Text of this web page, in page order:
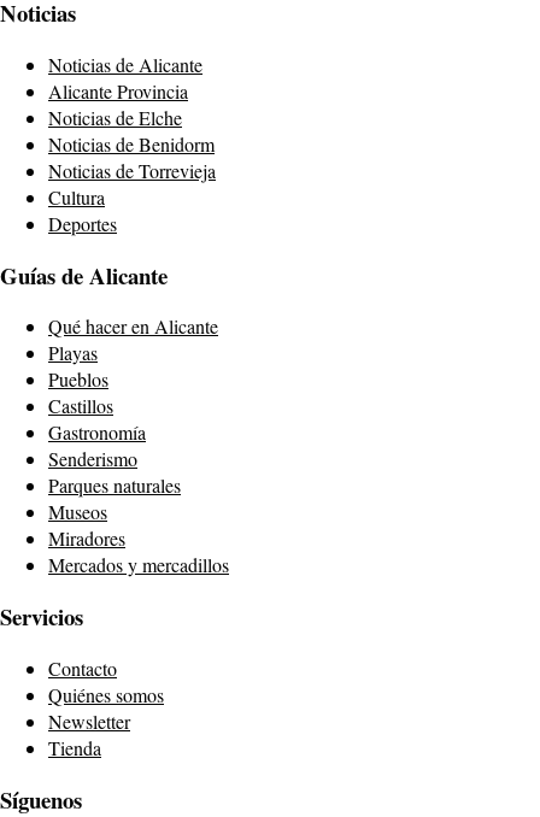
Noticias
Noticias de Alicante
Alicante Provincia
Noticias de Elche
Noticias de Benidorm
Noticias de Torrevieja
Cultura
Deportes
Guías de Alicante
Qué hacer en Alicante
Playas
Pueblos
Castillos
Gastronomía
Senderismo
Parques naturales
Museos
Miradores
Mercados y mercadillos
Servicios
Contacto
Quiénes somos
Newsletter
Tienda
Síguenos